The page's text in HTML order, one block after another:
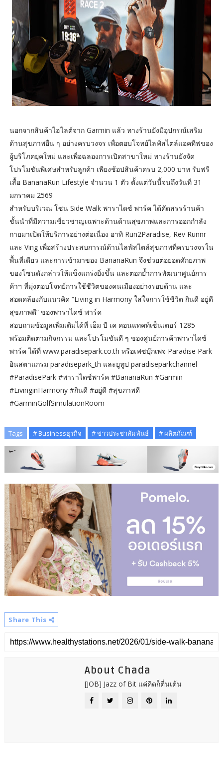
นอกจากสินค้าไฮไลต์จาก Garmin แล้ว ทางร้านยังมีอุปกรณ์เสริม
ด้านสุขภาพอื่น ๆ อย่างครบวงจร เพื่อตอบโจทย์ไลฟ์สไตล์แอคทีฟของ
ผู้บริโภคยุคใหม่ และเพื่อฉลองการเปิดสาขาใหม่ ทางร้านยังจัด
โปรโมชันพิเศษสำหรับลูกค้า เพียงช้อปสินค้าครบ 2,000 บาท รับฟรี
เสื้อ BananaRun Lifestyle จำนวน 1 ตัว ตั้งแต่วันนี้จนถึงวันที่ 31
มกราคม 2569
สำหรับบริเวณ โซน Side Walk พาราไดซ์ พาร์ค ได้คัดสรรร้านค้า
ชั้นนำที่มีความเชี่ยวชาญเฉพาะด้านด้านสุขภาพและการออกกำลัง
กายมาเปิดให้บริการอย่างต่อเนื่อง อาทิ Run2Paradise, Rev Runnr
และ Ving เพื่อสร้างประสบการณ์ด้านไลฟ์สไตล์สุขภาพที่ครบวงจรใน
พื้นที่เดียว และการเข้ามาของ BananaRun จึงช่วยต่อยอดศักยภาพ
ของโซนดังกล่าวให้แข็งแกร่งยิ่งขึ้น และตอกย้ำการพัฒนาศูนย์การ
ค้าฯ ที่มุ่งตอบโจทย์การใช้ชีวิตของคนเมืองอย่างรอบด้าน และ
สอดคล้องกับแนวคิด “Living in Harmony ใส่ใจการใช้ชีวิต กินดี อยู่ดี
สุขภาพดี” ของพาราไดซ์ พาร์ค
สอบถามข้อมูลเพิ่มเติมได้ที่ เอ็ม บี เค คอนแทคท์เซ็นเตอร์ 1285
พร้อมติดตามกิจกรรม และโปรโมชันดี ๆ ของศูนย์การค้าพาราไดซ์
พาร์ค ได้ที่ www.paradisepark.co.th หรือเฟซบุ๊กเพจ Paradise Park
อินสตาแกรม paradisepark_th และยูทูป paradiseparkchannel
#ParadisePark #พาราไดซ์พาร์ค #BananaRun #Garmin
#LivinginHarmony #กินดี #อยู่ดี #สุขภาพดี
#GarminGolfSimulationRoom
Tags # Businessธุรกิจ # ข่าวประชาสัมพันธ์ # ผลิตภัณฑ์
Share This
About Chada
[JOB] Jazz of Bit แค่คิดก็ตื่นเต้น